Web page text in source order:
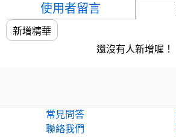
使用者留言
新增精華
還沒有人新增喔！
常見問答
聯絡我們